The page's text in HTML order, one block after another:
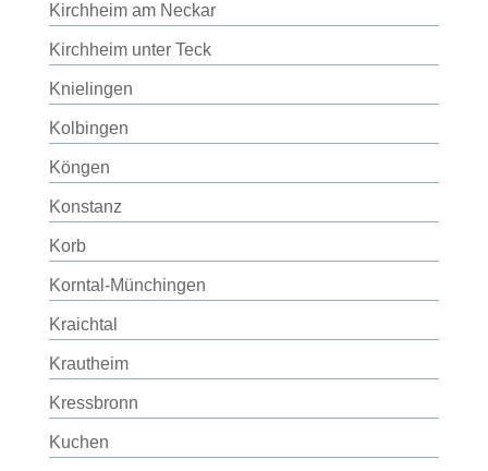
Kirchheim am Neckar
Kirchheim unter Teck
Knielingen
Kolbingen
Köngen
Konstanz
Korb
Korntal-Münchingen
Kraichtal
Krautheim
Kressbronn
Kuchen